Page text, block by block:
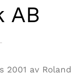
AB
2001 av